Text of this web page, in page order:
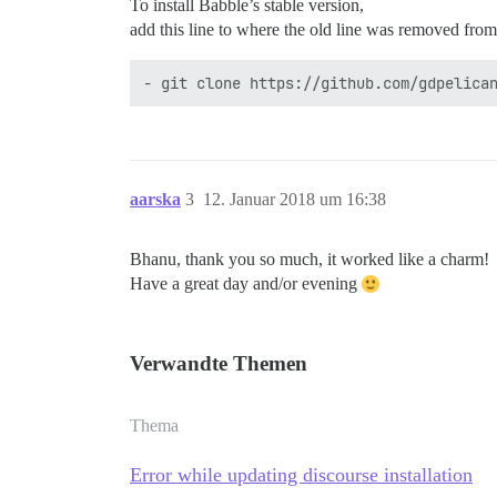
To install Babble’s stable version,
add this line to where the old line was removed
aarska 12. Januar 2018 um 16:38
3
Bhanu, thank you so much, it worked like a charm!
Have a great day and/or evening
Verwandte Themen
Thema
Error while updating discourse installation